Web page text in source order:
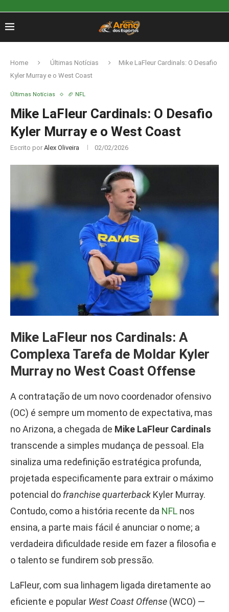
Home Últimas Notícias
Mike LaFleur Cardinals: O Desafio
Kyler Murray e o West Coast
Últimas Notícias 🏈 NFL
Mike LaFleur Cardinals: O Desafio
Kyler Murray e o West Coast
Escrito por Alex Oliveira 02/02/2026
Mike LaFleur nos Cardinals: A
Complexa Tarefa de Moldar Kyler
Murray no West Coast Offense
A contratação de um novo coordenador ofensivo
(OC) é sempre um momento de expectativa, mas
no Arizona, a chegada de Mike LaFleur Cardinals
transcende a simples mudança de pessoal. Ela
sinaliza uma redefinição estratégica profunda,
projetada especificamente para extrair o máximo
potencial do franchise quarterback Kyler Murray.
Contudo, como a história recente da NFL nos
ensina, a parte mais fácil é anunciar o nome; a
verdadeira dificuldade reside em fazer a filosofia e
o talento se fundirem sob pressão.
LaFleur, com sua linhagem ligada diretamente ao
eficiente e popular West Coast Offense (WCO) —